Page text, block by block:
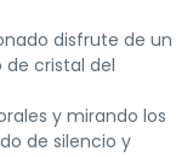
disfrute de un
cristal del
y mirando los
de silencio y